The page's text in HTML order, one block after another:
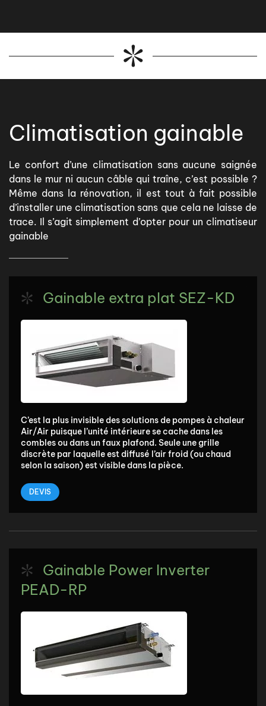
Climatisation gainable
Le confort d’une climatisation sans aucune saignée
dans le mur ni aucun câble qui traîne, c’est possible ?
Même dans la rénovation, il est tout à fait possible
d’installer une climatisation sans que cela ne laisse de
trace. Il s’agit simplement d’opter pour un climatiseur
gainable
Gainable extra plat SEZ-KD
C’est la plus invisible des solutions de pompes à chaleur
Air/Air puisque l’unité intérieure se cache dans les
combles ou dans un faux plafond. Seule une grille
discrète par laquelle est diffusé l’air froid (ou chaud
selon la saison) est visible dans la pièce.
DEVIS
Gainable Power Inverter
PEAD-RP